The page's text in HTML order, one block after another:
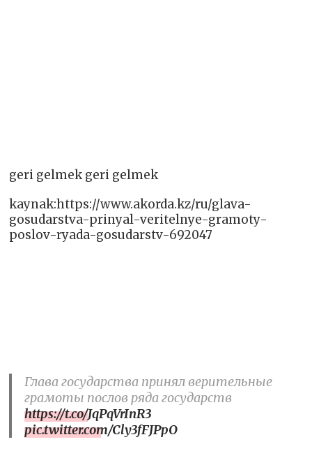
geri gelmek geri gelmek
kaynak:https://www.akorda.kz/ru/glava-
gosudarstva-prinyal-veritelnye-gramoty-
poslov-ryada-gosudarstv-692047
Глава государства принял верительные
грамоты послов ряда государств
https://t.co/JqPqVrInR3
pic.twitter.com/Cly3fFJPpO